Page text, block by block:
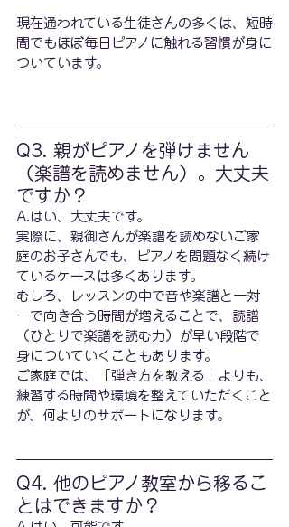
現在通われている生徒さんの多くは、短時
間でもほぼ毎日ピアノに触れる習慣が身に
ついています。
Q3. 親がピアノを弾けません
（楽譜を読めません）。大丈夫
ですか？
A.はい、大丈夫です。
実際に、親御さんが楽譜を読めないご家
庭のお子さんでも、ピアノを問題なく続け
ているケースは多くあります。
むしろ、レッスンの中で音や楽譜と一対
一で向き合う時間が増えることで、読譜
（ひとりで楽譜を読む力）が早い段階で
身についていくこともあります。
ご家庭では、「弾き方を教える」よりも、
練習する時間や環境を整えていただくこと
が、何よりのサポートになります。
Q4. 他のピアノ教室から移るこ
とはできますか？